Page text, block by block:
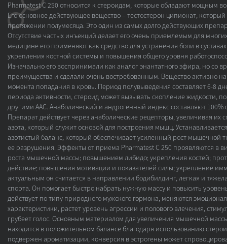
Pharmatest C 250 относится к стероидам, которые обладают мощным
Его основное действующее вещество – тестостерон ципионат,
протяжении полумесяца. Это один из самых долго действующих
Отсутствие частых инъекций делает его очень приемлемым для
медицине его применяют как средство для устранения боли в
укрепления костной системы и повышения общего уровня
Изначально его воспринимали как аналог энантатного эфира, но со
преимущества и сделали очень востребованным. Вещество активно
момента попадания в кровь. Период полувыведения составляет 6-8
периода активности, стероид может вызывать скопление жидкости,
другими ААС. Анаболический и андрогенный индекс составляют 100%
Препарат действует через анаболические рецепторы, увеличивая их
азота, который служит основой для построения мышц.
азотистый баланс, который обеспечивает усиленный рост мышечной
ее разрушения. Эффекты от приема Pharmatest C 250 проявляются в
роста мышечной массы; повышением либидо; укрепления костей;
действие; повышения мотивации и показателей силы; укрепление
актуальным он считается в направлении бодибилдинг, легкая и
спорта. Он помогает быстро набрать нужную массу и повысить
действует по типу природного мужского гормона, меняются
характеристики, растет уровень агрессии и полового влечения,
грубеет голос. Основным материалом для увеличения мышечной
находится в положительном балансе благодаря использованию
подвержен ароматизации, конверсия в эстрогены может